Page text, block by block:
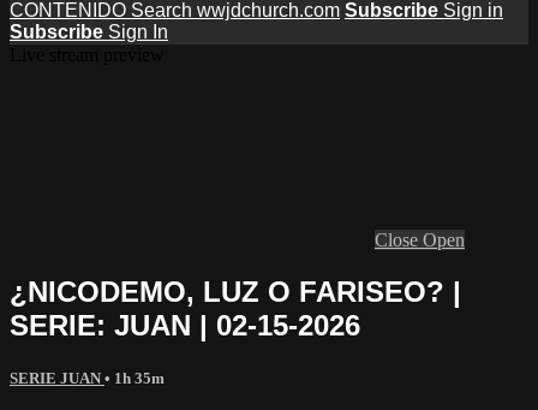
CONTENIDO Search wwjdchurch.com Subscribe Sign in
Subscribe Sign In
Close Open
¿NICODEMO, LUZ O FARISEO? |
SERIE: JUAN | 02-15-2026
SERIE JUAN • 1h 35m